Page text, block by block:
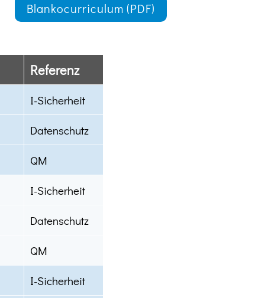
Blankocurriculum (PDF)
Referenz
I-Sicherheit
Datenschutz
QM
I-Sicherheit
Datenschutz
QM
I-Sicherheit